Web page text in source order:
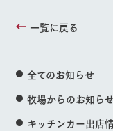
一覧に戻る
全てのお知らせ
牧場からのお知ら
キッチンカー出店